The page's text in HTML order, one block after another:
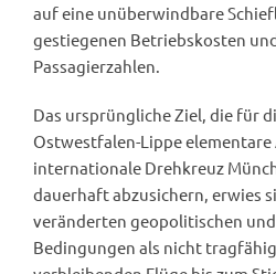
auf eine unüberwindbare
gestiegenen Betriebskosten
Passagierzahlen.
Das ursprüngliche Ziel, die für
Ostwestfalen-Lippe elementare
internationale Drehkreuz
dauerhaft abzusichern, erwies
veränderten geopolitischen
Bedingungen als nicht